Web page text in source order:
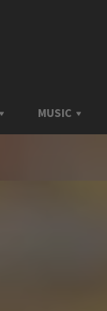
MUSIC